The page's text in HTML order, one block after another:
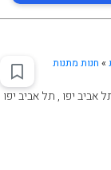
» חנות מתנות